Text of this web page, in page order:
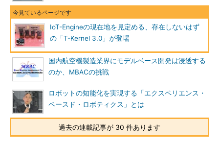
IoT-Engineの現在地を見定める、存在しないはず
の「T-Kernel 3.0」が登場
国内航空機製造業界にモデルベース開発は浸透する
のか、MBACの挑戦
ロボットの知能化を実現する「エクスペリエンス・
ベースド・ロボティクス」とは
過去の連載記事が 30 件あります